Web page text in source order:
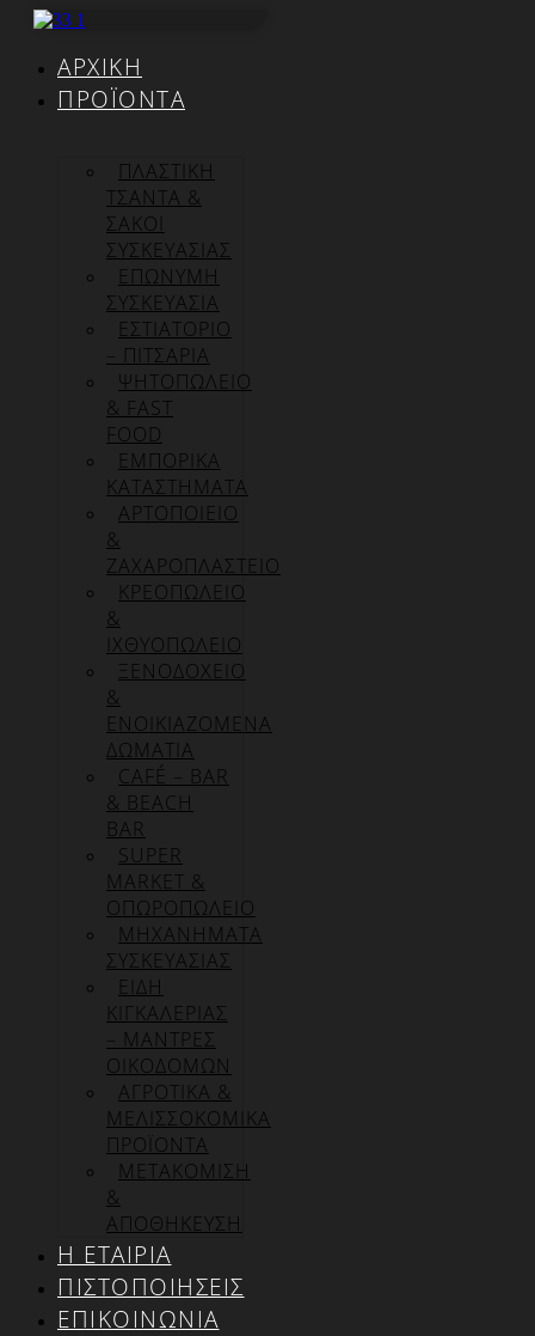
Μετάβαση
περιεχόμενοΑΡΧΙΚΉ
ΠΡΟΪΌΝΤΑ
ΠΛΑΣΤΙΚΗ
ΤΣΑΝΤΑ &
ΣΑΚΟΙ
ΣΥΣΚΕΥΑΣΙΑΣ
ΕΠΏΝΥΜΗ
ΣΥΣΚΕΥΑΣΊΑ
ΕΣΤΙΑΤΟΡΙΟ
– ΠΙΤΣΑΡΙΑ
ΨΗΤΟΠΩΛΕΙΟ
& FAST
FOOD
ΕΜΠΟΡΙΚΑ
ΚΑΤΑΣΤΗΜΑΤΑ
ΑΡΤΟΠΟΙΕΙΟ
&
ΖΑΧΑΡΟΠΛΑΣΤΕΙΟ
ΚΡΕΟΠΩΛΕΙΟ
&
ΙΧΘΥΟΠΩΛΕΙΟ
ΞΕΝΟΔΟΧΕΙΟ
&
ΕΝΟΙΚΙΑΖΟΜΕΝΑ
ΔΩΜΑΤΙΑ
CAFÉ – BAR
& BEACH
BAR
SUPER
MARKET &
ΟΠΩΡΟΠΩΛΕΙΟ
ΜΗΧΑΝΗΜΑΤΑ
ΣΥΣΚΕΥΑΣΙΑΣ
ΕΙΔΗ
ΚΙΓΚΑΛΕΡΙΑΣ
– ΜΑΝΤΡΕΣ
ΟΙΚΟΔΟΜΩΝ
ΑΓΡΟΤΙΚΑ &
ΜΕΛΙΣΣΟΚΟΜΙΚΑ
ΠΡΟΪΟΝΤΑ
ΜΕΤΑΚΟΜΙΣΗ
&
ΑΠΟΘΗΚΕΥΣΗ
Η ΕΤΑΙΡΊΑ
ΠΙΣΤΟΠΟΙΉΣΕΙΣ
ΕΠΙΚΟΙΝΩΝΊΑ